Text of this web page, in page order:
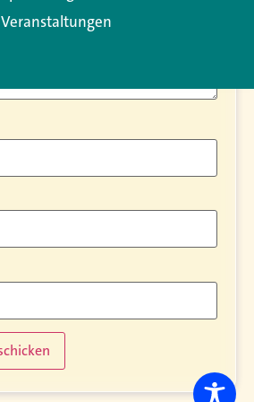
Veranstaltungen